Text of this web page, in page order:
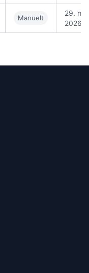
Manuelt
29. mai
2026,